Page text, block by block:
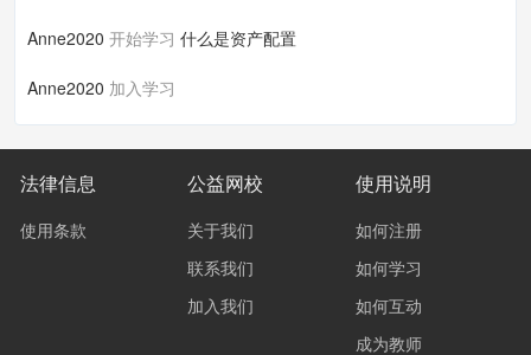
Anne2020 开始学习 什么是资产配置
Anne2020 加入学习
法律信息
使用条款
公益网校
关于我们
联系我们
加入我们
使用说明
如何注册
如何学习
如何互动
成为教师